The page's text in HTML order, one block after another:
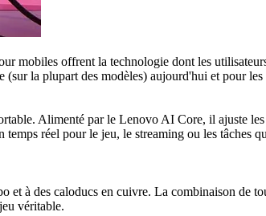
mobiles offrent la technologie dont les
la plupart des modèles) aujourd'hui et pour les
Alimenté par le Lenovo AI Core, il ajuste
réel pour le jeu, le streaming ou les tâches
à des caloducs en cuivre. La combinaison de
véritable.